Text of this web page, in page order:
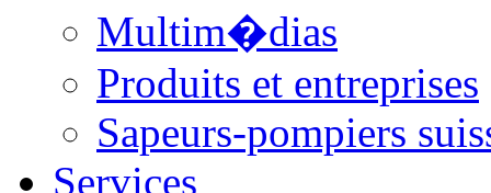
Multim�dias
Produits et entreprises
Sapeurs-pompiers
Services